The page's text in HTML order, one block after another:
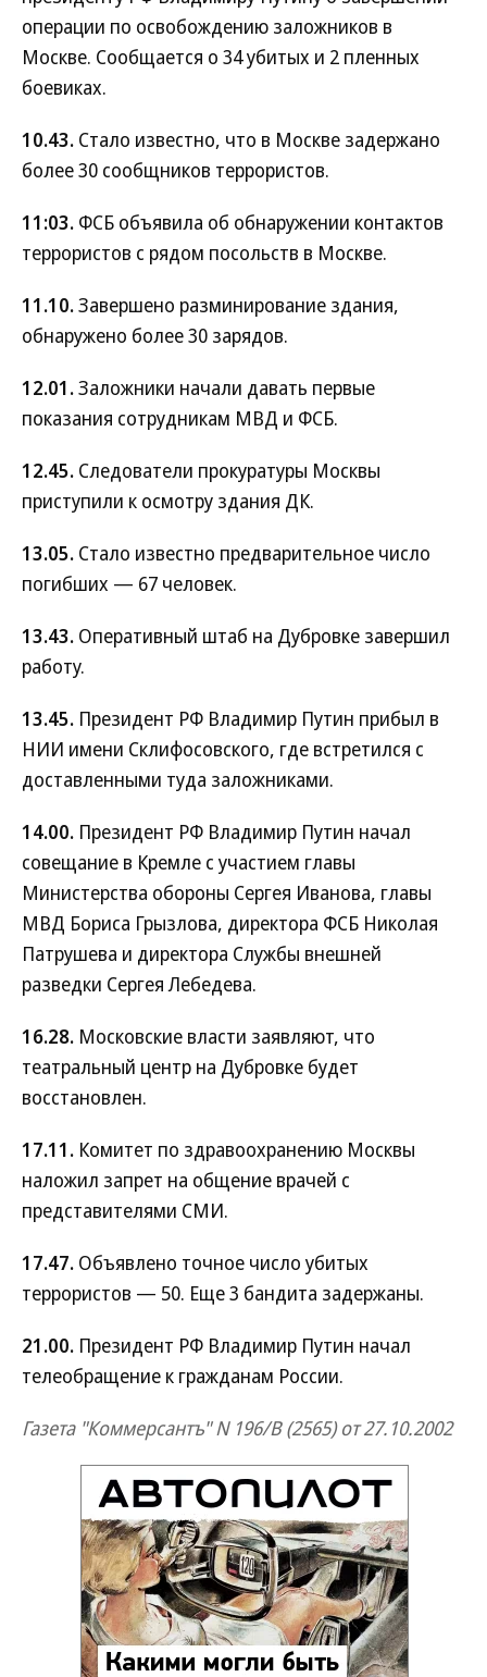
операции по освобождению заложников в
Москве. Сообщается о 34 убитых и 2 пленных
боевиках.
10.43. Стало известно, что в Москве задержано
более 30 сообщников террористов.
11:03. ФСБ объявила об обнаружении контактов
террористов с рядом посольств в Москве.
11.10.Завершено разминирование здания,
обнаружено более 30 зарядов.
12.01.Заложники начали давать первые
показания сотрудникам МВД и ФСБ.
12.45. Следователи прокуратуры Москвы
приступили к осмотру здания ДК.
13.05. Стало известно предварительное число
погибших — 67 человек.
13.43. Оперативный штаб на Дубровке завершил
работу.
13.45. Президент РФ Владимир Путин прибыл в
НИИ имени Склифосовского, где встретился с
доставленными туда заложниками.
14.00. Президент РФ Владимир Путин начал
совещание в Кремле с участием главы
Министерства обороны Сергея Иванова, главы
МВД Бориса Грызлова, директора ФСБ Николая
Патрушева и директора Службы внешней
разведки Сергея Лебедева.
16.28. Московские власти заявляют, что
театральный центр на Дубровке будет
восстановлен.
17.11. Комитет по здравоохранению Москвы
наложил запрет на общение врачей с
представителями СМИ.
17.47. Объявлено точное число убитых
террористов — 50. Еще 3 бандита задержаны.
21.00. Президент РФ Владимир Путин начал
телеобращение к гражданам России.
Газета "Коммерсантъ" N 196/В (2565) от 27.10.2002